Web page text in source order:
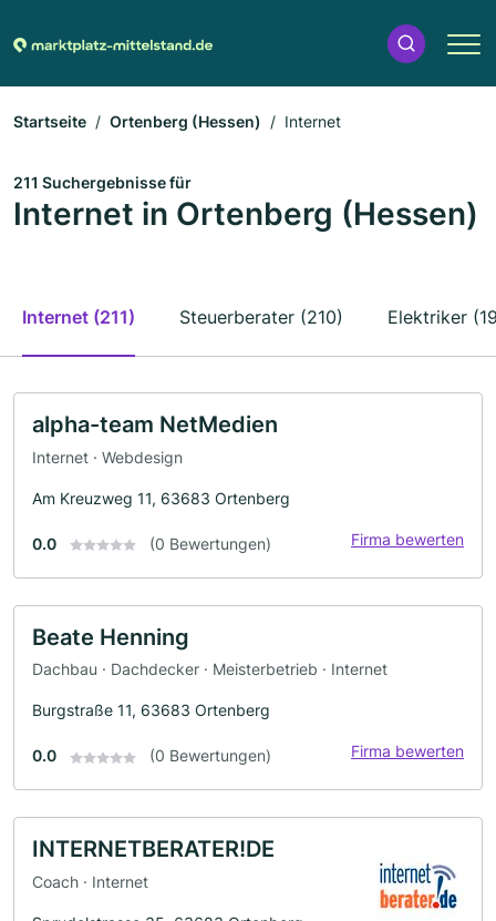
Startseite Ortenberg (Hessen) Internet
211 Suchergebnisse für
Internet in Ortenberg (Hessen)
Internet (211) Steuerberater (210) Elektriker
alpha-team NetMedien
Internet · Webdesign
Am Kreuzweg 11, 63683 Ortenberg
0.0 (0 Bewertungen) Firma bewerten
Beate Henning
Dachbau · Dachdecker · Meisterbetrieb · Internet
Burgstraße 11, 63683 Ortenberg
0.0 (0 Bewertungen) Firma bewerten
INTERNETBERATER!DE
Coach · Internet